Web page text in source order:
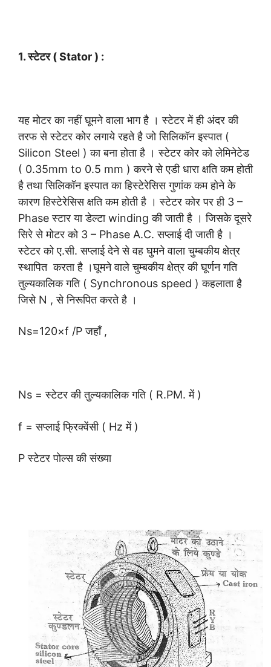
1. स्टेटर ( Stator ) :
यह मोटर का नहीं घूमने वाला भाग है । स्टेटर में ही अंदर की
तरफ से स्टेटर कोर लगाये रहते है जो सिलिकॉन इस्पात (
Silicon Steel ) का बना होता है । स्टेटर कोर को लेमिनेटेड
( 0.35mm to 0.5 mm ) करने से एडी धारा क्षति कम होती
है तथा सिलिकॉन इस्पात का हिस्टेरेसिस गुणांक कम होने के
कारण हिस्टेरेसिस क्षति कम होती है । स्टेटर कोर पर ही 3 –
Phase स्टार या डेल्टा winding की जाती है । जिसके दूसरे
सिरे से मोटर को 3 – Phase A.C. सप्लाई दी जाती है ।
स्टेटर को ए.सी. सप्लाई देने से वह घुमने वाला चुम्बकीय क्षेत्र
स्थापित करता है ।घूमने वाले चुम्बकीय क्षेत्र की घूर्णन गति
तुल्यकालिक गति ( Synchronous speed ) कहलाता है
जिसे N , से निरूपित करते है ।
Ns=120×f /P जहाँ ,
Ns = स्टेटर की तुल्यकालिक गति ( R.PM. में )
f = सप्लाई फ्रिक्वेंसी ( Hz में )
P स्टेटर पोल्स की संख्या